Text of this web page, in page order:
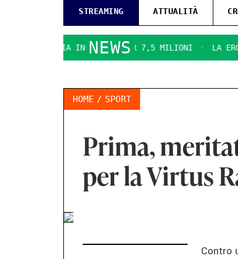
STREAMING ATTUALITÀ
NEWS
DENUNCIA INCARICHI PER 7,5 MILIONI LA ERGON
HOME SPORT
Prima,
per la Virtus
Contro